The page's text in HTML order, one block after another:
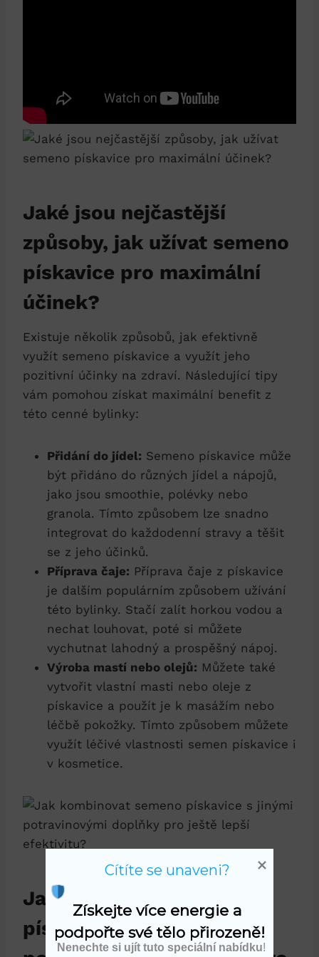
Jaké jsou nejčastější
způsoby, jak užívat semeno
pískavice pro maximální
účinek?
Existuje několik způsobů, jak efektivně
využít semeno pískavice a využít jeho
pozitivní účinky na zdraví. Následující tipy
vám pomohou získat maximální benefit z
této cenné bylinky:
Přidání do jídel: Semeno pískavice může
být přidáno do různých jídel a nápojů,
jako jsou smoothie, polévky nebo
granola. Tímto způsobem lze snadno
integrovat do každodenní stravy a těšit
se z jeho účinků.
Příprava čaje: Příprava čaje z pískavice
je dalším populárním způsobem užívání
této bylinky. Stačí zalít horkou vodou a
nechat louhovat, poté si můžete
vychutnat lahodný a prospěšný nápoj.
Výroba mastí nebo olejů: Můžete také
vytvořit vlastní masti nebo oleje z
pískavice a použít je k masážím nebo
léčbě pokožky. Tímto způsobem můžete
využít léčivé vlastnosti semen pískavice i
v kosmetice.
Jak kombinovat semeno
pískavice s jinými
Získejte více energie a
podpořte své tělo přirozeně!
Nenechte si ujít tuto speciální nabídku!
Cítíte se unaveni?